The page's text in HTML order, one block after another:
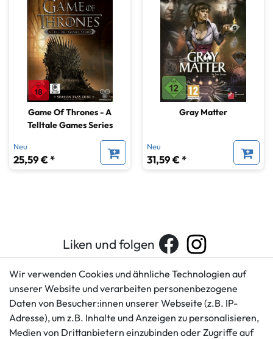
Game Of Thrones - A
Telltale Games Series
Neu
25,59 € *
Gray Matter
Neu
31,59 € *
Liken und folgen
Kundenservice
+49 421 596586
Mo. - Fr. 9 - 16 Uhr
Rechtliches
AGB
Impressum
Wir verwenden Cookies und ähnliche Technologien auf
unserer Website und verarbeiten personenbezogene
Daten von Besucher:innen unserer Webseite (z.B. IP-
Adresse), um z.B. Inhalte und Anzeigen zu personalisieren,
Medien von Drittanbietern einzubinden oder Zugriffe auf